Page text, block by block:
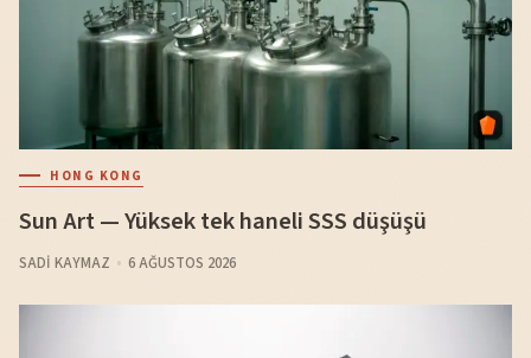
HONG KONG
Sun Art — Yüksek tek haneli SSS düşüşü
SADI KAYMAZ 6 AĞUSTOS 2026